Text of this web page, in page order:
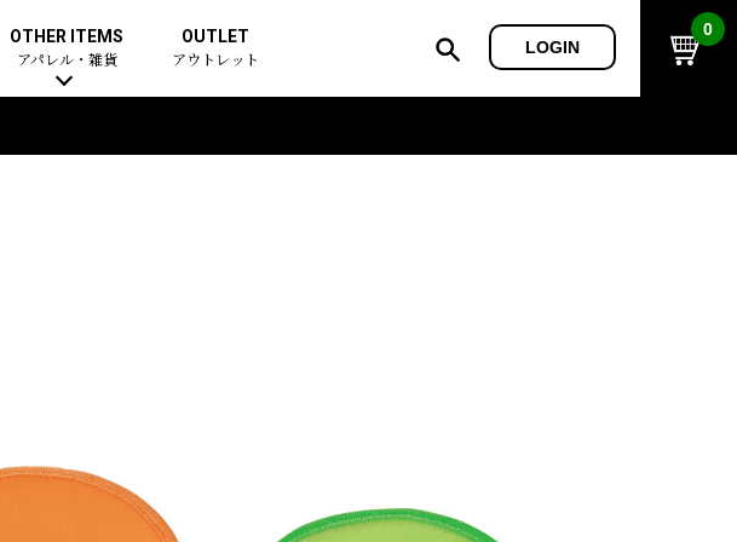
OTHER ITEMS
アパレル・雑貨
OUTLET
アウトレット
LOGIN
0